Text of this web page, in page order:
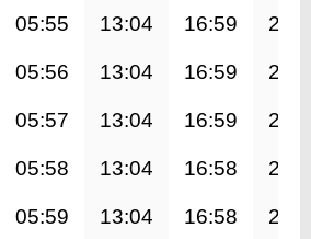
05:55 13:04 16:59
05:56 13:04 16:59
05:57 13:04 16:59
05:58 13:04 16:58
05:59 13:04 16:58